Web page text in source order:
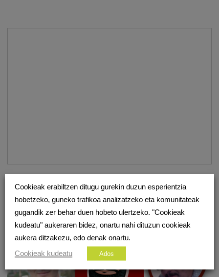
KOLABORATZAILEAK
sarean.eus ingurune digitala musutruk beraien ezagutzak partekatu nahi
dituzten 50 kolaboratzaileei esker da posible
Cookieak erabiltzen ditugu gurekin duzun esperientzia
hobetzeko, guneko trafikoa analizatzeko eta komunitateak
gugandik zer behar duen hobeto ulertzeko. "Cookieak
kudeatu" aukeraren bidez, onartu nahi dituzun cookieak
aukera ditzakezu, edo denak onartu.
Cookieak kudeatu
Ados